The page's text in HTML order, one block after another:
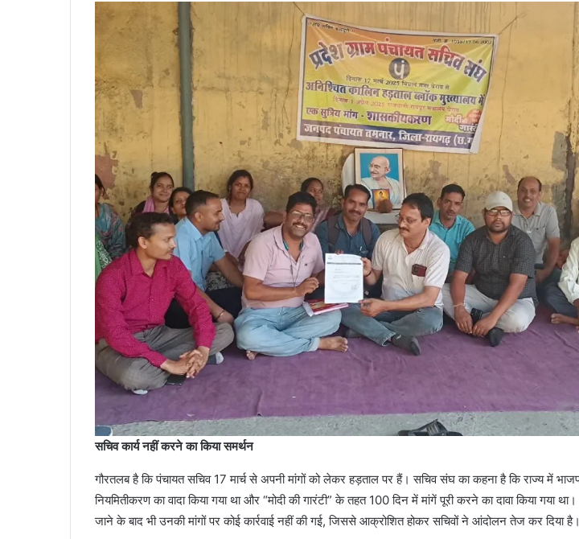
सचिव कार्य नहीं करने का किया समर्थन
गौरतलब है कि पंचायत सचिव 17 मार्च से अपनी मांगों को लेकर हड़ताल पर हैं। सचिव संघ का कहना है कि राज्य में
नियमितीकरण का वादा किया गया था और “मोदी की गारंटी” के तहत 100 दिन में मांगें पूरी करने का दावा किया गया
जाने के बाद भी उनकी मांगों पर कोई कार्रवाई नहीं की गई, जिससे आक्रोशित होकर सचिवों ने आंदोलन तेज कर दिया है।